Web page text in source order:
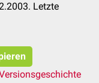
Letzte